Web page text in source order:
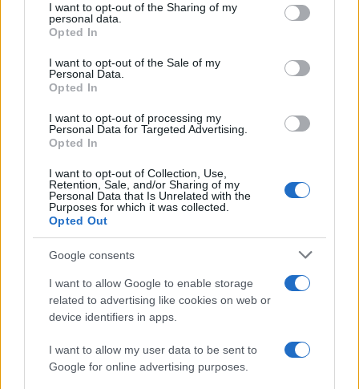
not limited to your visit or usage behaviour. You may click to
grant or deny consent to Google and its third-party tags to
use your data for below specified purposes in below Google
consent section.
I want to opt-out of the Sharing of my
personal data.
Opted In
I want to opt-out of the Sale of my
Personal Data.
Opted In
I want to opt-out of processing my
Personal Data for Targeted Advertising.
Opted In
I want to opt-out of Collection, Use,
Retention, Sale, and/or Sharing of my
Personal Data that Is Unrelated with the
Purposes for which it was collected.
Opted Out
Google consents
I want to allow Google to enable storage
related to advertising like cookies on web or
device identifiers in apps.
I want to allow my user data to be sent to
Google for online advertising purposes.
Andrea Innocenti ha coordinato dall'estero il
rientro di una cronista napoletana durante una
consolati; è corrispondente esteri che
definisce linee editoriali sulla geopolitica. Nato
rapporti con ONG partenopee.